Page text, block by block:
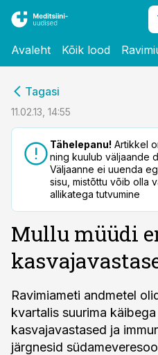
Avaleht Kõik lood
Tagasi
11.02.13, 14:55
Tähelepanu! Artikkel
ning kuulub väljaande
Väljaanne ei uuenda
sisu, mistõttu võib olla
allikatega tutvumine
Mullu müüdi
Ravimiameti andmetel
kvartalis suurima
kasvajavastased ja
järgnesid